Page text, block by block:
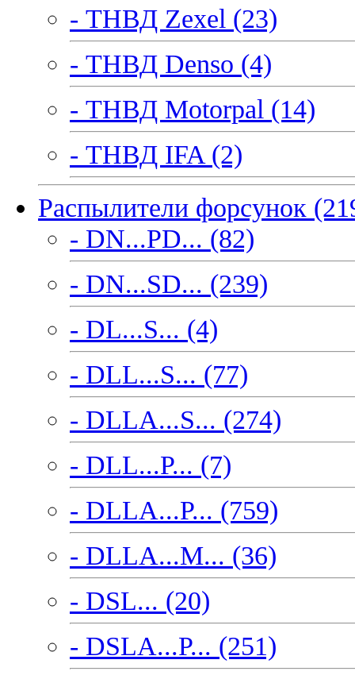
- ТНВД Zexel (23)
- ТНВД Denso (4)
- ТНВД Motorpal (14)
- ТНВД IFA (2)
Распылители форсунок
- DN...PD... (82)
- DN...SD... (239)
- DL...S... (4)
- DLL...S... (77)
- DLLA...S... (274)
- DLL...P... (7)
- DLLA...P... (759)
- DLLA...M... (36)
- DSL... (20)
- DSLA...P... (251)